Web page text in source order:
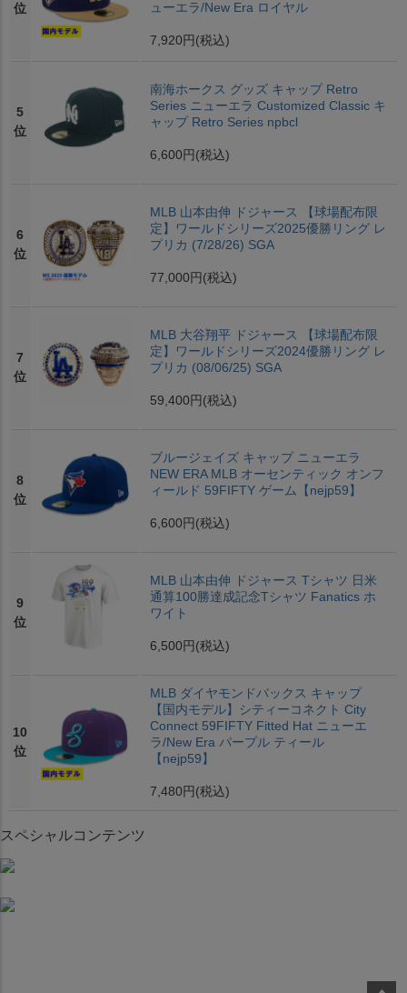
位
ューエラ/New Era ロイヤル
7,920円 (税込)
5
位
南海ホークス グッズ キャップ Retro
Series ニューエラ Customized Classic キ
ャップ Retro Series npbcl
6,600円 (税込)
6
位
MLB 山本由伸 ドジャース 【球場配布限
定】ワールドシリーズ2025優勝リング レ
プリカ (7/28/26) SGA
77,000円 (税込)
7
位
MLB 大谷翔平 ドジャース 【球場配布限
定】ワールドシリーズ2024優勝リング レ
プリカ (08/06/25) SGA
59,400円 (税込)
8
位
ブルージェイズ キャップ ニューエラ
NEW ERA MLB オーセンティック オンフ
ィールド 59FIFTY ゲーム【nejp59】
6,600円 (税込)
9
位
MLB 山本由伸 ドジャース Tシャツ 日米
通算100勝達成記念Tシャツ Fanatics ホ
ワイト
6,500円 (税込)
10
位
MLB ダイヤモンドバックス キャップ
【国内モデル】シティーコネクト City
Connect 59FIFTY Fitted Hat ニューエ
ラ/New Era パープル ティール
【nejp59】
7,480円 (税込)
スペシャルコンテンツ